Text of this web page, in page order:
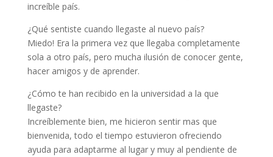
increíble país.
¿Qué sentiste cuando llegaste al nuevo país?
Miedo! Era la primera vez que llegaba completamente
sola a otro país, pero mucha ilusión de conocer gente,
hacer amigos y de aprender.
¿Cómo te han recibido en la universidad a la que
llegaste?
Increíblemente bien, me hicieron sentir mas que
bienvenida, todo el tiempo estuvieron ofreciendo
ayuda para adaptarme al lugar y muy al pendiente de